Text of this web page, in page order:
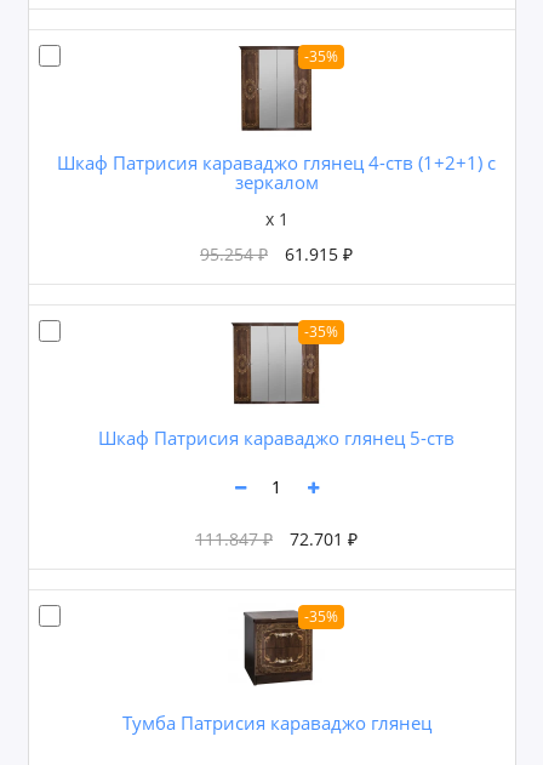
-35%
Шкаф Патрисия караваджо глянец 4-ств (1+2+1) с
зеркалом
x 1
95.254 ₽
61.915 ₽
-35%
Шкаф Патрисия караваджо глянец 5-ств
111.847 ₽ 72.701 ₽
-35%
Тумба Патрисия караваджо глянец